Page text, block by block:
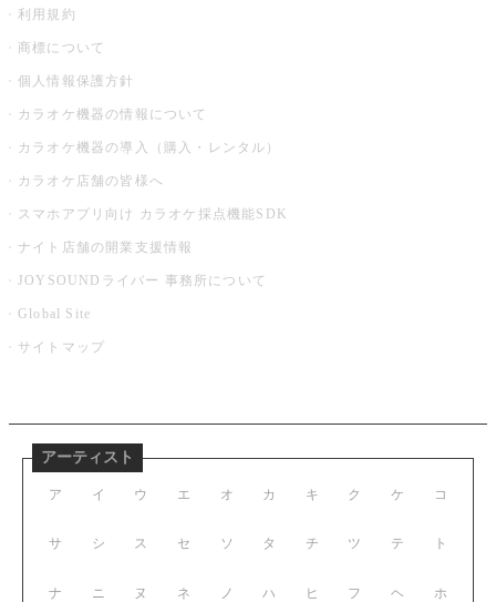
利用規約
商標について
個人情報保護方針
カラオケ機器の情報について
カラオケ機器の導入（購入・レンタル）
カラオケ店舗の皆様へ
スマホアプリ向け カラオケ採点機能SDK
ナイト店舗の開業支援情報
JOYSOUNDライバー 事務所について
Global Site
サイトマップ
アーティスト
ア イ ウ エ オ
サ シ ス セ ソ
ナ ニ ヌ ネ ノ
カ キ ク ケ コ
タ チ ツ テ ト
ハ ヒ フ ヘ ホ